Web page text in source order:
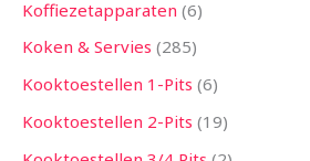
Koffiezetapparaten 6
Koken & Servies 285
Kooktoestellen 1-Pits 6
Kooktoestellen 2-Pits 19